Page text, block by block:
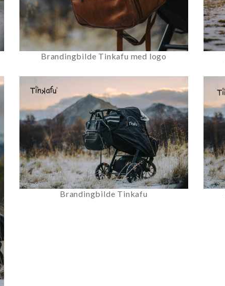
Brandingbilde Tinkafu med logo
Brandingbilde Tinkafu